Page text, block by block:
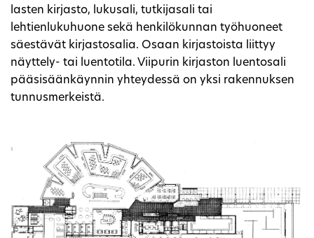
lasten kirjasto, lukusali, tutkijasali tai
lehtienlukuhuone sekä henkilökunnan työhuoneet
säestävät kirjastosalia. Osaan kirjastoista liittyy
näyttely- tai luentotila. Viipurin kirjaston luentosali
pääsisäänkäynnin yhteydessä on yksi rakennuksen
tunnusmerkeistä.